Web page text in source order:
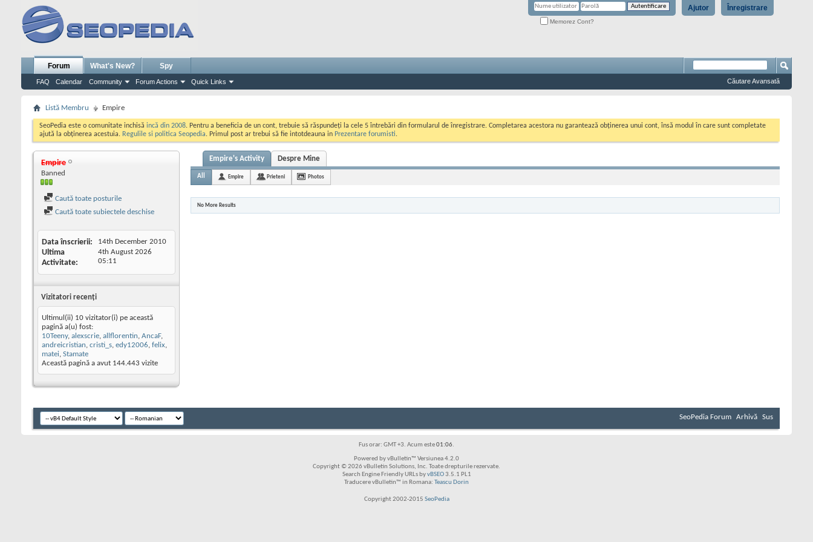
Înregistrare
Ajutor
Memorez Cont?
Forum
FAQ Calendar Community Forum Actions Quick Links
What's New? Spy
Căutare Avansată
Listă Membru Empire
SeoPedia este o comunitate inchisă incă din 2008. Pentru a beneficia de un cont, trebuie să răspundeți la cele 5 întrebări din formularul de înregistrare. Completarea acestora nu garantează obținerea unui cont, însă modul în care sunt completate
ajută la obținerea acestuia. Regulile si politica Seopedia. Primul post ar trebui să fie intotdeauna in Prezentare forumisti.
Empire
Banned
Caută toate posturile
Caută toate subiectele deschise
Data înscrierii 14th December 2010
Ultima
Activitate
4th August 2026
05:11
Vizitatori recenţi
Ultimul(ii) 10 vizitator(i) pe această
pagină a(u) fost:
10Teeny, alexscrie, allflorentin, AncaF,
andreicristian, cristi_s, edy12006, felix,
matei, Stamate
Această pagină a avut 144.443 vizite
Empire's Activity Despre Mine
All Empire Prieteni Photos
No More Results
SeoPedia Forum Arhivă Sus
Fus orar: GMT +3. Acum este01:06.
Powered by vBulletin™ Versiunea 4.2.0
Copyright © 2026 vBulletin Solutions, Inc. Toate drepturile rezervate.
Search Engine Friendly URLs byvBSEO3.5.1 PL1
Traducere vBulletin™ in Romana: Teascu Dorin
Copyright 2002-2015 SeoPedia